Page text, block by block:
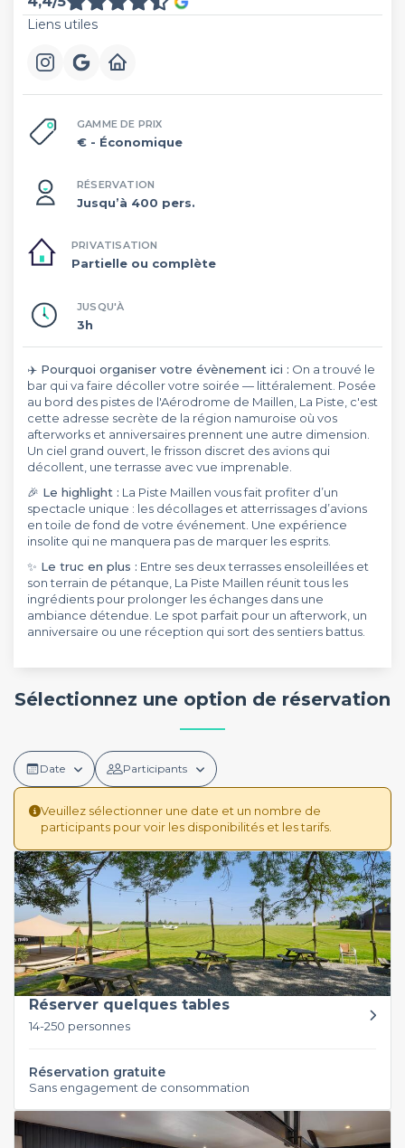
Liens utiles
GAMME DE PRIX
€ - Économique
RÉSERVATION
Jusqu’à 400 pers.
PRIVATISATION
Partielle ou complète
JUSQU'À
3h
✈️ Pourquoi organiser votre évènement ici : On a trouvé le
bar qui va faire décoller votre soirée — littéralement. Posée
au bord des pistes de l'Aérodrome de Maillen, La Piste, c'est
cette adresse secrète de la région namuroise où vos
afterworks et anniversaires prennent une autre dimension.
Un ciel grand ouvert, le frisson discret des avions qui
décollent, une terrasse avec vue imprenable.
🎉 Le highlight : La Piste Maillen vous fait profiter d’un
spectacle unique : les décollages et atterrissages d’avions
en toile de fond de votre événement. Une expérience
insolite qui ne manquera pas de marquer les esprits.
✨ Le truc en plus : Entre ses deux terrasses ensoleillées et
son terrain de pétanque, La Piste Maillen réunit tous les
ingrédients pour prolonger les échanges dans une
ambiance détendue. Le spot parfait pour un afterwork, un
anniversaire ou une réception qui sort des sentiers battus.
Sélectionnez une option de réservation
Date Participants
Veuillez sélectionner une date et un nombre de
participants pour voir les disponibilités et les tarifs.
Réserver quelques tables
14-250 personnes
Réservation gratuite
Sans engagement de consommation